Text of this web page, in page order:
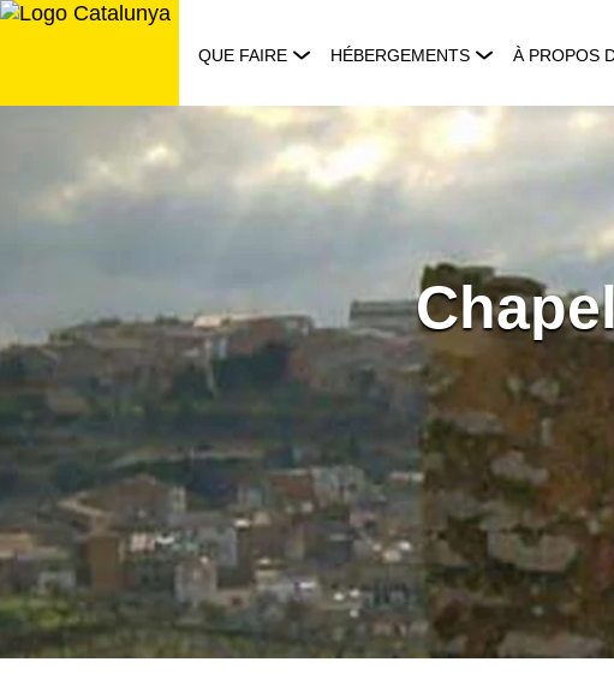
Aller
QUE FAIRE HÉBERGEMENTS À PROPOS